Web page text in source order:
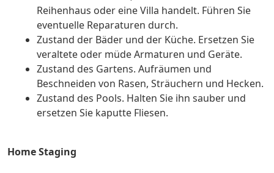
Reihenhaus oder eine Villa handelt. Führen Sie
eventuelle Reparaturen durch.
Zustand der Bäder und der Küche. Ersetzen Sie
veraltete oder müde Armaturen und Geräte.
Zustand des Gartens. Aufräumen und
Beschneiden von Rasen, Sträuchern und Hecken.
Zustand des Pools. Halten Sie ihn sauber und
ersetzen Sie kaputte Fliesen.
Home Staging